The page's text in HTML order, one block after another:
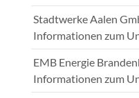
Stadtwerke Aalen
Informationen zum
EMB Energie
Informationen zum